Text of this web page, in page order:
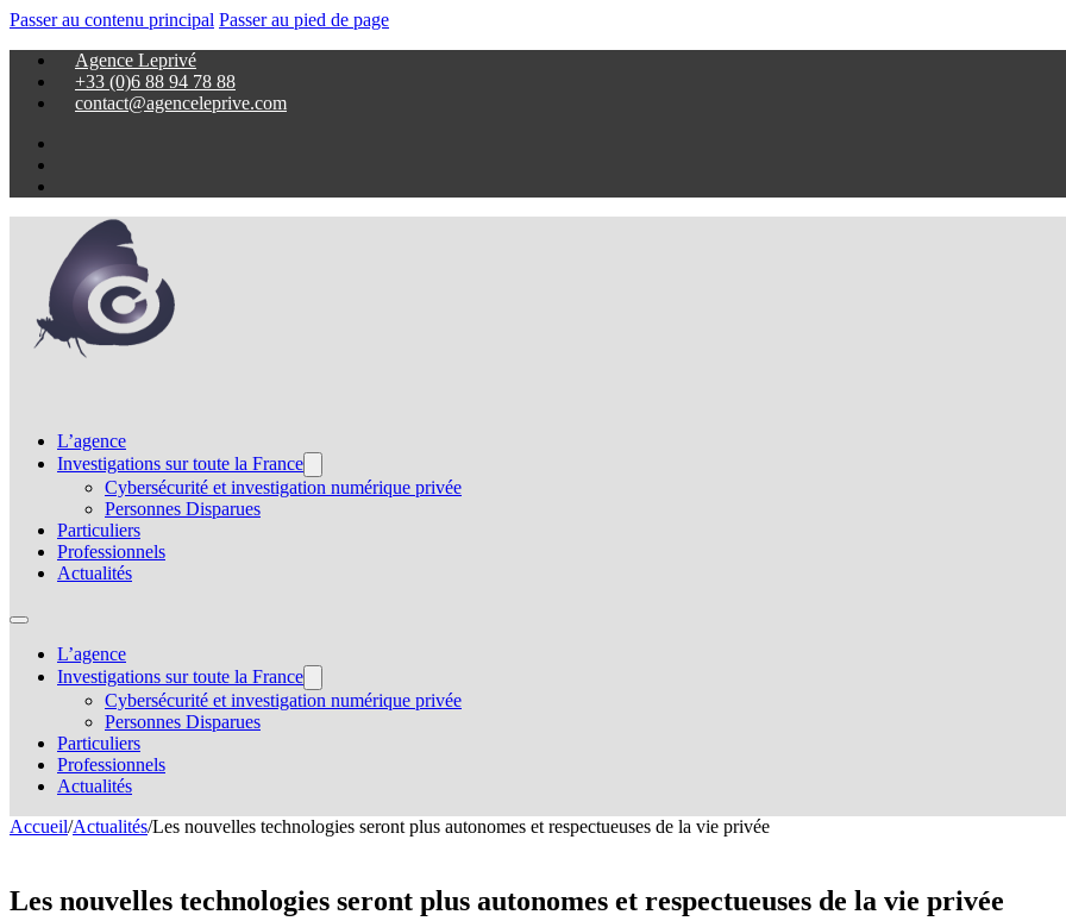
Passer au contenu principal Passer au pied de page
Agence Leprivé
+33 (0)6 88 94 78 88
contact@agenceleprive.com
L’agence
Investigations sur toute la France
Cybersécurité et investigation numérique privée
Personnes Disparues
Particuliers
Professionnels
Actualités
L’agence
Investigations sur toute la France
Cybersécurité et investigation numérique privée
Personnes Disparues
Particuliers
Professionnels
Actualités
Accueil/Actualités/Les nouvelles technologies seront plus autonomes et respectueuses de la vie privée
Les nouvelles technologies seront plus autonomes et respectueuses de la vie privée